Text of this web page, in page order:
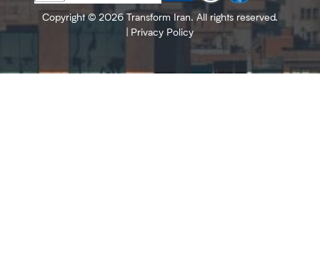
Copyright © 2026 Transform Iran. All rights reserved.
| Privacy Policy